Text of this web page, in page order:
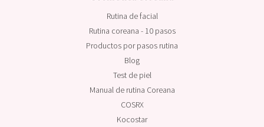
Rutina de facial
Rutina coreana - 10 pasos
Productos por pasos rutina
Blog
Test de piel
Manual de rutina Coreana
COSRX
Kocostar